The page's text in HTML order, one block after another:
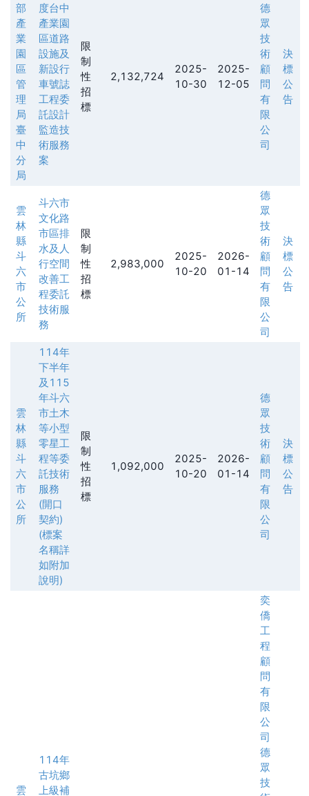
部
產
業
園
區
管
理
局
臺
中
分
局
度台中
產業園
區道路
設施及
新設行
車號誌
工程委
託設計
監造技
術服務
案
限
制
性
招
標
2,132,724
2025-
10-30
2025-
12-05
德
眾
技
術
顧
問
有
限
公
司
決
標
公
告
雲
林
縣
斗
六
市
公
所
斗六市
文化路
市區排
水及人
行空間
改善工
程委託
技術服
務
限
制
性
招
標
2,983,000
2025-
10-20
2026-
01-14
德
眾
技
術
顧
問
有
限
公
司
決
標
公
告
雲
林
縣
斗
六
市
公
所
114年
下半年
及115
年斗六
市土木
等小型
零星工
程等委
託技術
服務
(開口
契約)
(標案
名稱詳
如附加
說明)
限
制
性
招
標
1,092,000
2025-
10-20
2026-
01-14
德
眾
技
術
顧
問
有
限
公
司
決
標
公
告
雲
114年
古坑鄉
上級補
奕
僑
工
程
顧
問
有
限
公
司
德
眾
技